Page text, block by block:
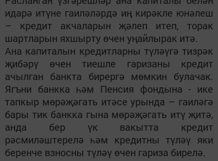
идарә итүне гаиләләрдә иң кирәкле юнәлеш
– кредит акчаларын җәлеп итеп, торак
шартларын яхшырту өчен уңайлырак итә.
Ана капиталын кредитларны түләүгә тизрәк
җибәрү өчен тиешле гаризаны кредит
ачылган банкта бирергә мөмкин булачак.
Ягъни банкка һәм Пенсия фондына - ике
тапкыр мөрәҗәгать итәсеурында – гаиләгә
бары тик банкка гына мөрәҗәгать итү җитә,
анда бер үк вакытта кредит
рәсмиләштерелә һәм кредитны түләү яки
беренче взносны түләү өчен гариза бирелә.